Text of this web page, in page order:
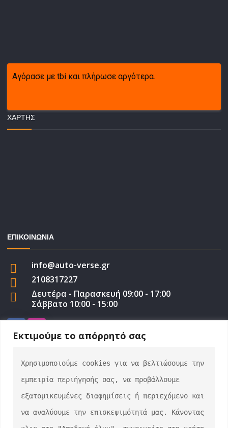
Εκτιμούμε το απόρρητό σας
Χρησιμοποιούμε cookies για να βελτιώσουμε την
εμπειρία περιήγησής σας, να προβάλλουμε
εξατομικευμένες διαφημίσεις ή περιεχόμενο και
να αναλύουμε την επισκεψιμότητά μας. Κάνοντας
Αγόρασε με tbi και πλήρωσε αργότερα.
ΧΆΡΤΗΣ
ΕΠΙΚΟΙΝΩΝΙΑ
info@auto-verse.gr
2108317227
Δευτέρα - Παρασκευή 09:00 - 17:00
Σάββατο 10:00 - 15:00
auto-verse.gr ©2022 | Development by George
Efstratiou